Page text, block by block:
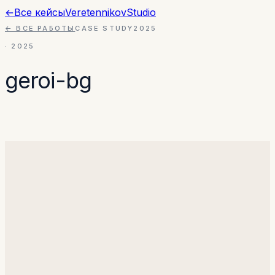
←Все кейсыVeretennikovStudio
← ВСЕ РАБОТЫ CASE STUDY 2025
· 2025
geroi-bg